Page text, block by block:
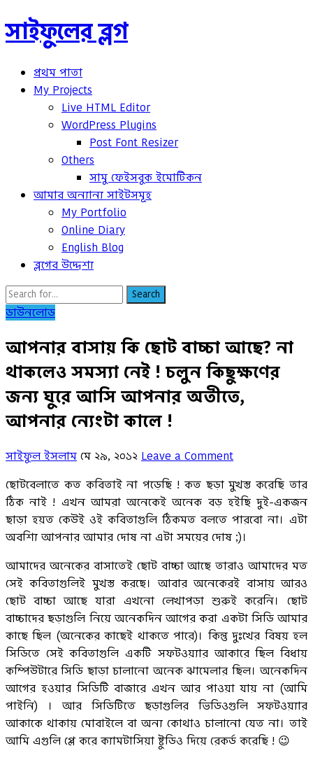
সাইফুলের ব্লগ
প্রথম পাতা
My Projects
Live HTML Editor
WordPress Plugins
Post Font Resizer
Others
সামু ফেইসবুক ইমোটিকন
আমার অন্যান্য সাইটসমূহ
My Portfolio
Online Diary
English Blog
ব্লগের উদ্দেশ্য
Search
ডাউনলোড
আপনার বাসায় কি ছোট বাচ্চা আছে? না
থাকলেও সমস্যা নেই ! চলুন কিছুক্ষণের
জন্য ঘুরে আসি আপনার অতীতে,
আপনার ন্যেংটা কালে !
সাইফুল ইসলাম মে ২৯, ২০১২ Leave a Comment
ছোটবেলাতে কত কবিতাই না পড়েছি ! কত ছড়া মুখস্ত করেছি তার
ঠিক নাই ! এখন আমরা অনেকেই অনেক বড় হইছি দুই-একজন
ছাড়া হয়ত কেউই ওই কবিতাগুলি ঠিকমত বলতে পারবো না। এটা
অবশ্যি আপনার আমার দোষ না এটা সময়ের দোষ ;)।
আমাদের অনেকের বাসাতেই ছোট বাচ্চা আছে তারাও আমাদের মত
সেই কবিতাগুলিই মুখস্ত করছে। আবার অনেকেরই বাসায় আরও
ছোট বাচ্চা আছে যারা এখনো লেখাপড়া শুরুই করেনি। ছোট
বাচ্চাদের ছড়াগুলি নিয়ে অনেকদিন আগের করা একটা সিডি আমার
কাছে ছিল (অনেকের কাছেই থাকতে পারে)। কিন্তু দুঃখের বিষয় হল
সিডিতে সেই কবিতাগুলি একটি সফটওয়্যার আকারে ছিল বিধায়
কম্পিউটারে সিডি ছাড়া চালানো অনেক ঝামেলার ছিল। অনেকদিন
আগের হওয়ার সিডিটি বাজারে এখন আর পাওয়া যায় না (আমি
পাইনি) । আর সিডিটিতে ছড়াগুলির ভিডিওগুলি সফটওয়্যার
আকাকে থাকায় মোবাইলে বা অন্য কোথাও চালানো যেত না। তাই
আমি এগুলি প্লে করে ক্যামটাসিয়া ষ্টুডিও দিয়ে রেকর্ড করেছি ! 😉